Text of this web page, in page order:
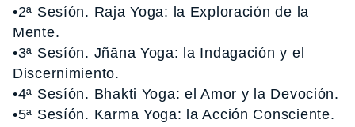
•2ª Sesíón. Raja Yoga: la Exploración de la
Mente.
•3ª Sesíón. Jñāna Yoga: la Indagación y el
Discernimiento.
•4ª Sesíón. Bhakti Yoga: el Amor y la Devoción.
•5ª Sesíón. Karma Yoga: la Acción Consciente.